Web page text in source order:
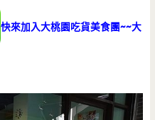
快來加入大桃園吃貨美食團~~大